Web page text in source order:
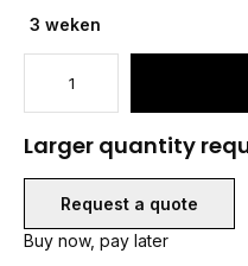
3 weken
Larger quantity
Request a quote
Buy now, pay later